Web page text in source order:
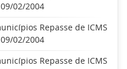
02/2004
Repasse de ICMS
02/2004
Repasse de ICMS